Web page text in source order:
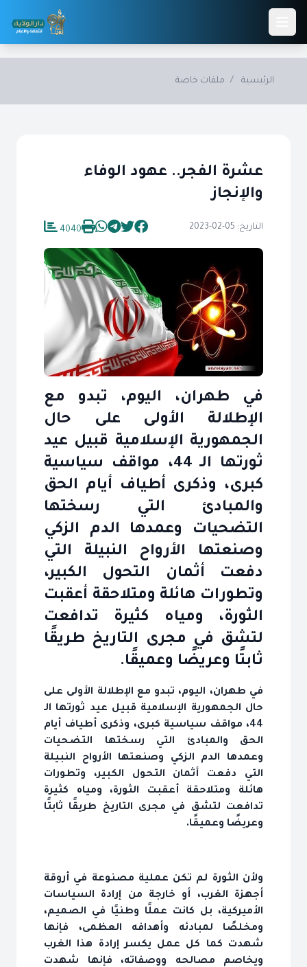
Skip to main content
الرئيسية / ملفات خاصة
عشرة الفجر.. عهود الوفاء
والإنجاز
التاريخ: 05-02-2023 4040
في طهران، اليوم، تبدو مع
الإطلالة الأولى على حال
الجمهورية الإسلامية قبيل عيد
ثورتها الـ 44، مواقف سياسية
كبرى، وذكرى أطياف أيام الحق
والمبادئ التي رسختها
التضحيات وعمدها الدم الزكي
وصنعتها الأرواح النبيلة التي
دفعت أثمان التحول الكبير،
وتطورات هائلة ومتلاحقة أعقبت
الثورة، ومياه كثيرة تدافعت
لتشق في مجرى التاريخ طريقًا
ثابتًا وعريضًا وعميقًا.
في طهران، اليوم، تبدو مع الإطلالة الأولى على
حال الجمهورية الإسلامية قبيل عيد ثورتها الـ
44، مواقف سياسية كبرى، وذكرى أطياف أيام
الحق والمبادئ التي رسختها التضحيات
وعمدها الدم الزكي وصنعتها الأرواح النبيلة
التي دفعت أثمان التحول الكبير، وتطورات
هائلة ومتلاحقة أعقبت الثورة، ومياه كثيرة
تدافعت لتشق في مجرى التاريخ طريقًا ثابتًا
وعريضًا وعميقًا.
ولأن الثورة لم تكن عملية مصنوعة في أروقة
أجهزة الغرب، أو خارجة من إرادة السياسات
الأميركية، بل كانت عملًا وطنيًا في الصميم،
ومخلصًا لمبادئه وأهدافه العظمى، فإنها
شهدت كما كل عمل يكسر إرادة هذا الغرب
ويخاصم مصالحه ووصفاته، فإنها شهدت